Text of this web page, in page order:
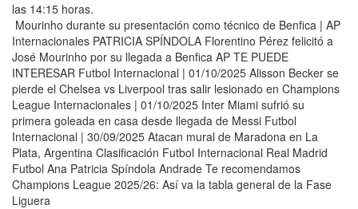
las 14:15 horas.
Mourinho durante su presentación como técnico de Benfica | AP
Internacionales PATRICIA SPÍNDOLA Florentino Pérez felicitó a
José Mourinho por su llegada a Benfica AP TE PUEDE
INTERESAR Futbol Internacional | 01/10/2025 Alisson Becker se
pierde el Chelsea vs Liverpool tras salir lesionado en Champions
League Internacionales | 01/10/2025 Inter Miami sufrió su
primera goleada en casa desde llegada de Messi Futbol
Internacional | 30/09/2025 Atacan mural de Maradona en La
Plata, Argentina Clasificación Futbol Internacional Real Madrid
Futbol Ana Patricia Spíndola Andrade Te recomendamos
Champions League 2025/26: Así va la tabla general de la Fase
Liguera